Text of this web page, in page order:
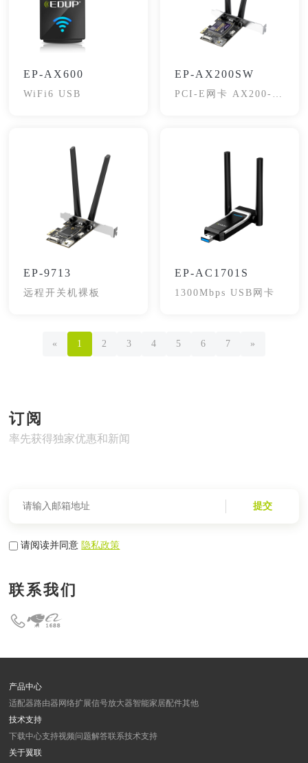
EP-AX600
WiFi6 USB
EP-AX200SW
PCI-E网卡 AX200-远
EP-9713
远程开关机裸板
EP-AC1701S
1300Mbps USB网卡
« 1 2 3 4 5 6 7 »
订阅
率先获得独家优惠和新闻
提交
请阅读并同意隐私政策
联系我们
产品中心
适配器路由器 网络扩展信号放大器智能家居配件其他
技术支持
下载中心支持视频问题解答联系技术支持
关于翼联